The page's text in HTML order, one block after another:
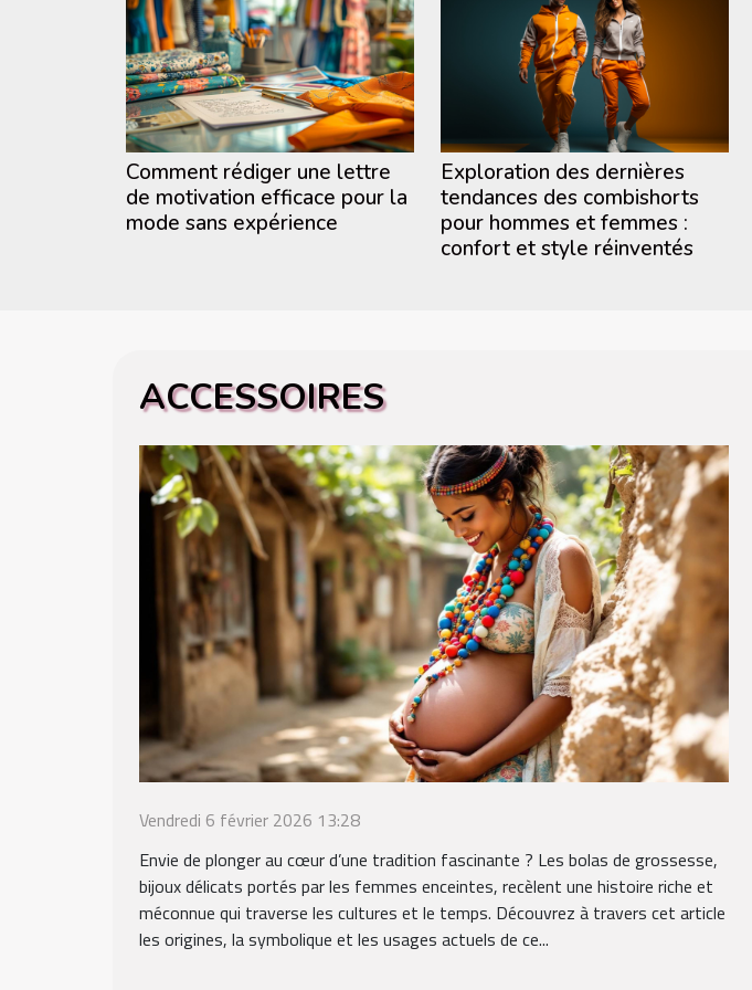
Comment rédiger une lettre
de motivation efficace pour la
mode sans expérience
Exploration des dernières
tendances des combishorts
pour hommes et femmes :
confort et style réinventés
ACCESSOIRES
Vendredi 6 février 2026 13:28
Envie de plonger au cœur d’une tradition fascinante ? Les bolas de grossesse,
bijoux délicats portés par les femmes enceintes, recèlent une histoire riche et
méconnue qui traverse les cultures et le temps. Découvrez à travers cet article
les origines, la symbolique et les usages actuels de ce...